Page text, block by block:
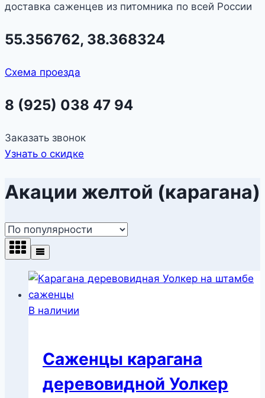
доставка саженцев из питомника по всей России
55.356762, 38.368324
Схема проезда
8 (925) 038 47 94
Заказать звонок
Узнать о скидке
Акации желтой (карагана)
В наличии
Саженцы карагана
деревовидной Уолкер